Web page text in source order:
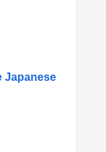
Japanese